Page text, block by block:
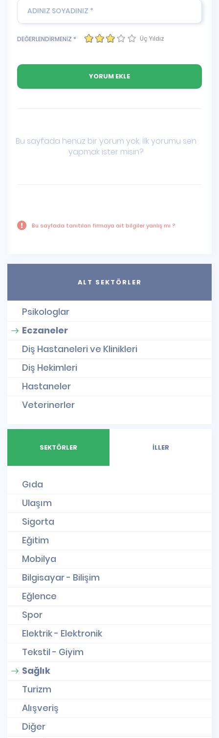
DEĞERLENDİRMENİZ * Üç Yıldız
Bu sayfada henüz bir yorum yok. İlk yorumu sen
yapmak ister misin?
Bu sayfada tanıtılan firmaya ait bilgiler yanlış mı ?
ALT SEKTÖRLER
Psikologlar
Eczaneler
Diş Hastaneleri ve Klinikleri
Diş Hekimleri
Hastaneler
Veterinerler
SEKTÖRLER İLLER
Gıda
Ulaşım
Sigorta
Eğitim
Mobilya
Bilgisayar - Bilişim
Eğlence
Spor
Elektrik - Elektronik
Tekstil - Giyim
Sağlık
Turizm
Alışveriş
Diğer